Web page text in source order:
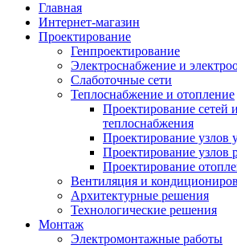
Главная
Интернет-магазин
Проектирование
Генпроектирование
Электроснабжение и
Слаботочные сети
Теплоснабжение и отопление
Проектирование сетей
теплоснабжения
Проектирование узлов
Проектирование узлов
Проектирование
Вентиляция и
Архитектурные решения
Технологические решения
Монтаж
Электромонтажные работы